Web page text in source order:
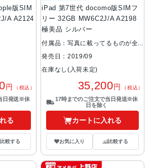
版SIM
A A2124
円 （税込）
日発送※休
る
比較する
iPad 第7世代 docomo版SIMフ
リー 32GB MW6C2J/A A2198
極美品 シルバー
付属品：写真に載ってるものが全
てです。
発売日：2019/09
在庫なし(入荷未定)
35,200円 （税込）
17時までのご注文で当日発送※休
日を除く
カートに入れる
お気に入り 比較する